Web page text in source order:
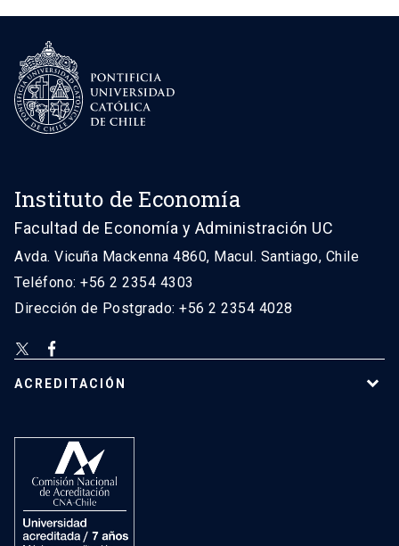
Instituto de Economía
Facultad de Economía y Administración UC
Avda. Vicuña Mackenna 4860, Macul. Santiago, Chile
Teléfono: +56 2 2354 4303
Dirección de Postgrado: +56 2 2354 4028
ACREDITACIÓN